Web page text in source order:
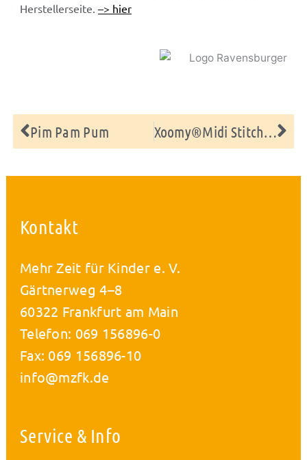
Herstellerseite. –> hier
Zurück
Pim Pam Pum Xoomy®Midi Stitch & Classics
Kontakt
Mehr Zeit für Kinder e. V.
Gärtnerweg 4–8
60322 Frankfurt am Main
Telefon: 069 156896-0
Fax: 069 156896-10
info@mzfk.de
Service & Info